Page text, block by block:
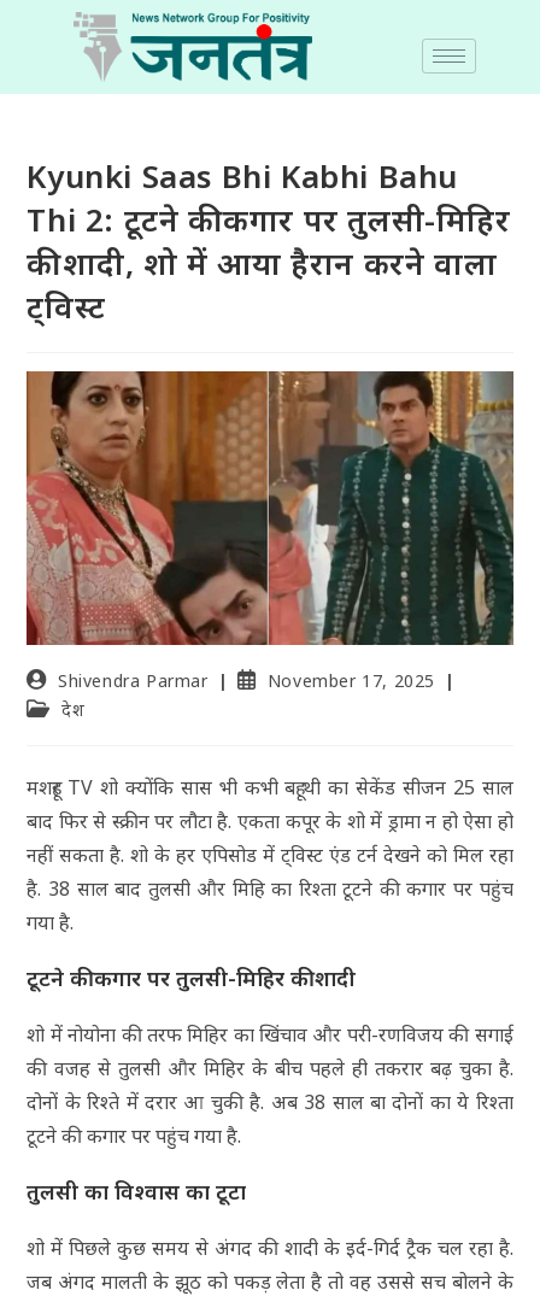
Kyunki Saas Bhi Kabhi Bahu
Thi 2: टूटने की कगार पर तुलसी-मिहिर
की शादी, शो में आया हैरान करने वाला
ट्विस्ट
Shivendra Parmar
November 17, 2025
देश
मशहूर TV शो क्योंकि सास भी कभी बहू थी का सेकेंड सीजन 25 साल
बाद फिर से स्क्रीन पर लौटा है. एकता कपूर के शो में ड्रामा न हो ऐसा हो
नहीं सकता है. शो के हर एपिसोड में ट्विस्ट एंड टर्न देखने को मिल रहा
है. 38 साल बाद तुलसी और मिहि का रिश्ता टूटने की कगार पर पहुंच
गया है.
टूटने की कगार पर तुलसी-मिहिर की शादी
शो में नोयोना की तरफ मिहिर का खिंचाव और परी-रणविजय की सगाई
की वजह से तुलसी और मिहिर के बीच पहले ही तकरार बढ़ चुका है.
दोनों के रिश्ते में दरार आ चुकी है. अब 38 साल बा दोनों का ये रिश्ता
टूटने की कगार पर पहुंच गया है.
तुलसी का विश्वास का टूटा
शो में पिछले कुछ समय से अंगद की शादी के इर्द-गिर्द ट्रैक चल रहा है.
जब अंगद मालती के झूठ को पकड़ लेता है तो वह उससे सच बोलने के